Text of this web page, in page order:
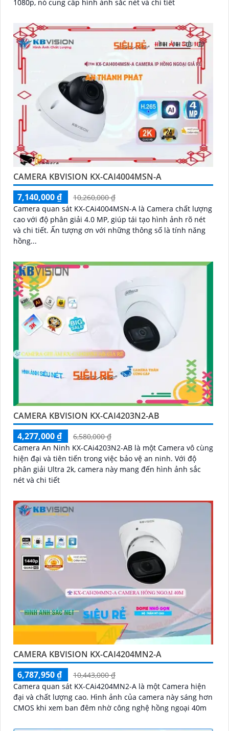
1080p, nó cung cấp hình ảnh sắc nét và chi tiết
CAMERA KBVISION KX-CAI4004MSN-A
7,140,000 ₫
10,260,000 ₫
Camera quan sát KX-CAi4004MSN-A là Camera chất lượng
cao với độ phân giải 4.0 MP, giúp tái tạo hình ảnh rõ nét
và chi tiết. Ấn tượng ơn với những thông số là tính năng
hồng...
CAMERA KBVISION KX-CAI4203N2-AB
4,277,000 ₫
6,580,000 ₫
Camera An Ninh KX-CAi4203N2-AB là một Camera vô cùng
hiện đại và tiên tiến trong việc bảo vệ an ninh. Với độ
phân giải Ultra 2k, camera này mang đến hình ảnh sắc
nét và chi tiết
CAMERA KBVISION KX-CAI4204MN2-A
6,787,950 ₫
10,443,000 ₫
Camera quan sát KX-CAi4204MN2-A là một Camera hiện
đại và chất lượng cao. Hình ảnh của camera này sáng hơn
CMOS khi xem ban đêm nhờ công nghệ hồng ngoại 40m